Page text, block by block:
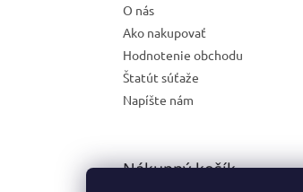
O nás
Ako nakupovať
Hodnotenie obchodu
Štatút súťaže
Napíšte nám
Nákupný košík